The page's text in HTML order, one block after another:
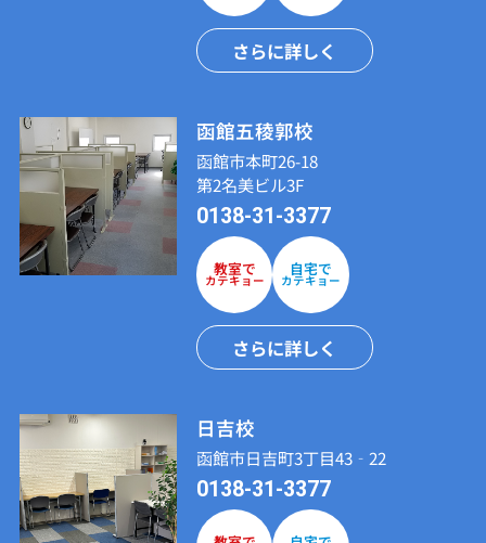
さらに詳しく
函館五稜郭校
函館市本町26-18
第2名美ビル3F
0138-31-3377
教室で
カテキョー
自宅で
カテキョー
さらに詳しく
日吉校
函館市日吉町3丁目43‐22
0138-31-3377